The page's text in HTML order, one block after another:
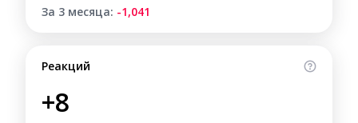
За 3 месяца: -1,041
Реакций
+8